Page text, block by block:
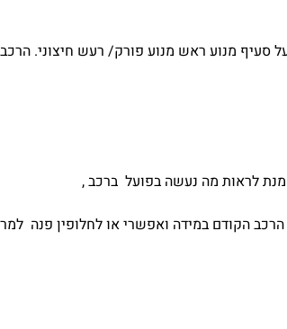
לראות מה נעשה בפועל ברכב ,
הקודם במידה ואפשרי או לחלופין פנה